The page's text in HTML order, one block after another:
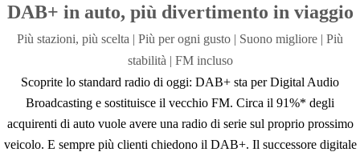
DAB+ in auto, più divertimento in viaggio
Più stazioni, più scelta | Più per ogni gusto | Suono migliore | Più
stabilità | FM incluso
Scoprite lo standard radio di oggi: DAB+ sta per Digital Audio
Broadcasting e sostituisce il vecchio FM. Circa il 91%* degli
acquirenti di auto vuole avere una radio di serie sul proprio prossimo
veicolo. E sempre più clienti chiedono il DAB+. Il successore digitale